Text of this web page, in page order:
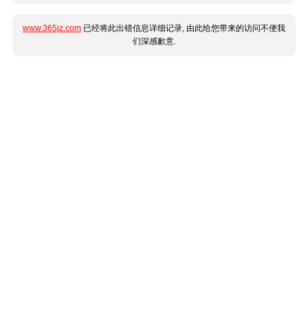
www.365jz.com 已经将此出错信息详细记录, 由此给您带来的访问不便我
们深感歉意.